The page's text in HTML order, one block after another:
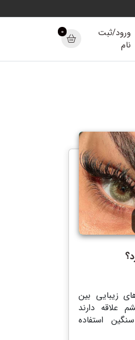
ورود/ثبت
نام
0
زیبایی بین
علاقه دارند
استفاده